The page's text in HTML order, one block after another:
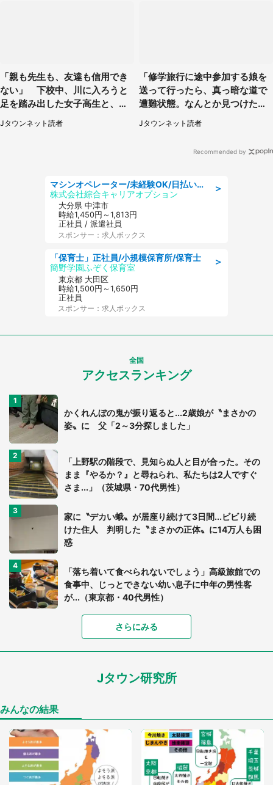
「親も先生も、友達も信用でき
ない」 下校中、川に入ろうと
足を踏み出した女子高生と、彼
女を止めた予想外の存在
Jタウンネット読者
「修学旅行に途中参加する娘を
送って行ったら、真っ暗な道で
遭難状態。なんとか見つけた民
家に助けを求めると、住人の男
性が...」
Jタウンネット読者
Recommended by
＞
マシンオペレーター/未経験OK/日払いOK/寮費無料/交替制/20・30・40代活躍中
株式会社綜合キャリアオプション
大分県 中津市
時給1,450円～1,813円
正社員 / 派遣社員
スポンサー：求人ボックス
＞
「保育士」正社員/小規模保育所/保育士
簡野学園ふぞく保育室
東京都 大田区
時給1,500円～1,650円
正社員
スポンサー：求人ボックス
全国
アクセスランキング
かくれんぼの鬼が振り返ると...2歳娘が〝まさかの
姿〟に 父「2～3分探しました」
「上野駅の階段で、見知らぬ人と目が合った。その
まま『やるか？』と尋ねられ、私たちは2人ですぐ
さま...」（茨城県・70代男性）
家に〝デカい蛾〟が居座り続けて3日間...ビビり続
けた住人 判明した〝まさかの正体〟に14万人も困
惑
「落ち着いて食べられないでしょう」高級旅館での
食事中、じっとできない幼い息子に中年の男性客
が...（東京都・40代男性）
「可愛いのにホラー」「事件性を感じる」 ふわふ
「孫にあげると思って、あなたにこれをあげる」
「ゾワゾワする」「本当に気持ち悪い」 道端でバ
グっちゃってた〝野生の野菜〟に6.5万人戦慄
さらにみる
Jタウン研究所
みんなの結果